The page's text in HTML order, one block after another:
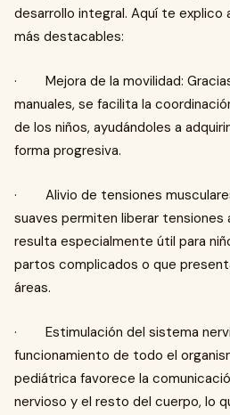
desarrollo integral. Aquí te
más destacables:
· Mejora de la movilidad:
manuales, se facilita la
de los niños, ayudándoles a
forma progresiva.
· Alivio de tensiones
suaves permiten liberar tensiones
resulta especialmente útil para
partos complicados o que
áreas.
· Estimulación del sistema
funcionamiento de todo el
pediátrica favorece la
nervioso y el resto del cuerpo, lo